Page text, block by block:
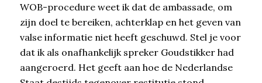
WOB-procedure weet ik dat de ambassade, om
zijn doel te bereiken, achterklap en het geven van
valse informatie niet heeft geschuwd. Stel je voor
dat ik als onafhankelijk spreker Goudstikker had
aangeroerd. Het geeft aan hoe de Nederlandse